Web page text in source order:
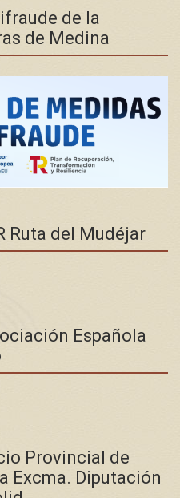
de la
de Medina
Ruta del Mudéjar
Española
Provincial de
Excma. Diputación